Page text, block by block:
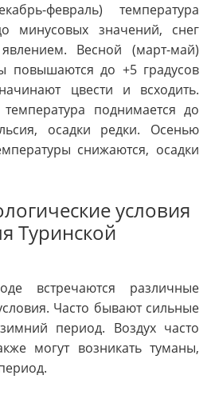
февраль) температура
минусовых значений, снег
Весной (март-май)
повышаются до +5 градусов
цвести и всходить.
поднимается до
осадки редки. Осенью
снижаются, осадки
условия
Туринской
встречаются различные
Часто бывают сильные
период. Воздух часто
могут возникать туманы,